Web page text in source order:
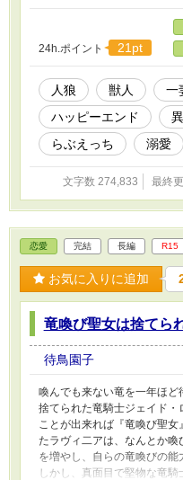
の優しい
優しさを
と訳あり
人狼だっ
の理人、
い黒狼の
春。 群れ
うで？！
とのドタ
て、まっ
てて、す
います。
いつもあ
24h.ポイント 21pt
人狼 獣人 一
ハッピーエンド
らぶえっち
溺愛
文字数 274,833 最終
恋愛 完結 長編 R15
お気に入りに追加
竜喚び聖女は捨てら
待鳥園子
喚んでも来ない竜を一年ほど
捨てられた竜騎士ジェイド
ことが出来れば『竜喚び聖
たラヴィ二アは、なんとか
を増やし、自らの竜喚びの能
しかし、真面目で堅物な竜